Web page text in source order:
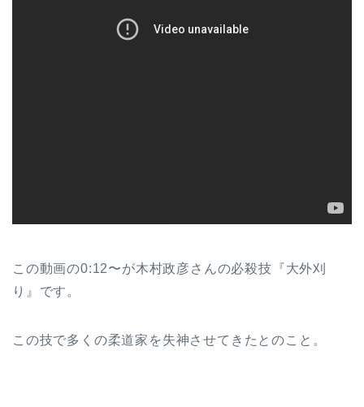
この動画の0:12〜が木村政彦さんの必殺技『大外刈
り』です。
この技で多くの柔道家を失神させてきたとのこと。